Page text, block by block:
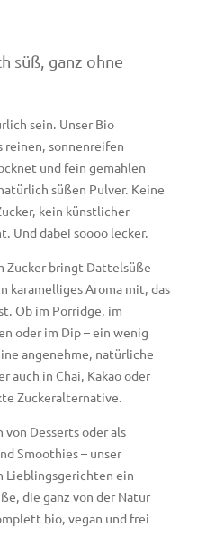
süß, ganz ohne
sein. Unser Bio
reinen, sonnenreifen
und fein gemahlen
süßen Pulver. Keine
kein künstlicher
Und dabei soooo lecker.
Zucker bringt Dattelsüße
karamelliges Aroma mit, das
Ob im Porridge, im
oder im Dip – ein wenig
angenehme, natürliche
auch in Chai, Kakao oder
Zuckeralternative.
von Desserts oder als
Smoothies – unser
Lieblingsgerichten ein
die ganz von der Natur
bio, vegan und frei